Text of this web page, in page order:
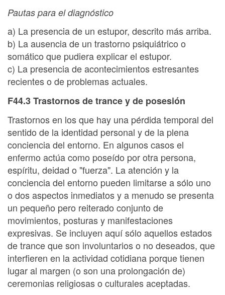
Pautas para el diagnóstico
a) La presencia de un estupor, descrito más arriba.
b) La ausencia de un trastorno psiquiátrico o
somático que pudiera explicar el estupor.
c) La presencia de acontecimientos estresantes
recientes o de problemas actuales.
F44.3 Trastornos de trance y de posesión
Trastornos en los que hay una pérdida temporal del
sentido de la identidad personal y de la plena
conciencia del entorno. En algunos casos el
enfermo actúa como poseído por otra persona,
espíritu, deidad o "fuerza". La atención y la
conciencia del entorno pueden limitarse a sólo uno
o dos aspectos inmediatos y a menudo se presenta
un pequeño pero reiterado conjunto de
movimientos, posturas y manifestaciones
expresivas. Se incluyen aquí sólo aquellos estados
de trance que son involuntarios o no deseados, que
interfieren en la actividad cotidiana porque tienen
lugar al margen (o son una prolongación de)
ceremonias religiosas o culturales aceptadas.